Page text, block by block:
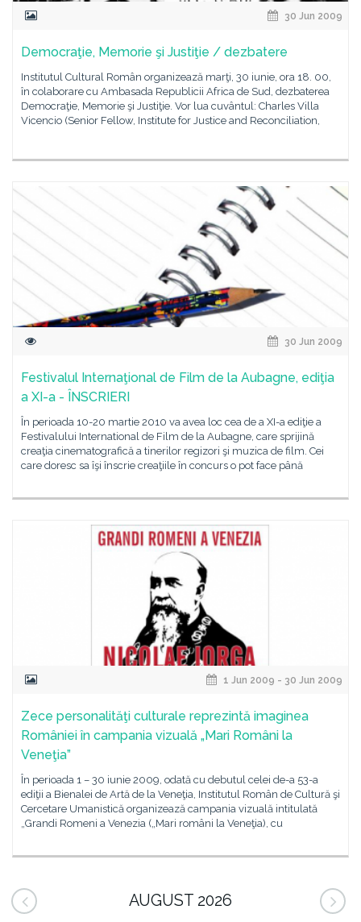
30 Jun 2009
Democraţie, Memorie şi Justiţie / dezbatere
Institutul Cultural Român organizează marţi, 30 iunie, ora 18. 00,
în colaborare cu Ambasada Republicii Africa de Sud, dezbaterea
Democraţie, Memorie şi Justiţie. Vor lua cuvântul: Charles Villa
Vicencio (Senior Fellow, Institute for Justice and Reconciliation,
30 Jun 2009
Festivalul Internaţional de Film de la Aubagne, ediţia
a XI-a - ÎNSCRIERI
În perioada 10-20 martie 2010 va avea loc cea de a XI-a ediţie a
Festivalului International de Film de la Aubagne, care sprijină
creaţia cinematografică a tinerilor regizori şi muzica de film. Cei
care doresc sa îşi înscrie creaţiile în concurs o pot face până
1 Jun 2009 - 30 Jun 2009
Zece personalităţi culturale reprezintă imaginea
României în campania vizuală „Mari Români la
Veneţia”
În perioada 1 – 30 iunie 2009, odată cu debutul celei de-a 53-a
ediţii a Bienalei de Artă de la Veneţia, Institutul Român de Cultură şi
Cercetare Umanistică organizează campania vizuală intitulată
„Grandi Romeni a Venezia („Mari români la Veneţia), cu
AUGUST 2026